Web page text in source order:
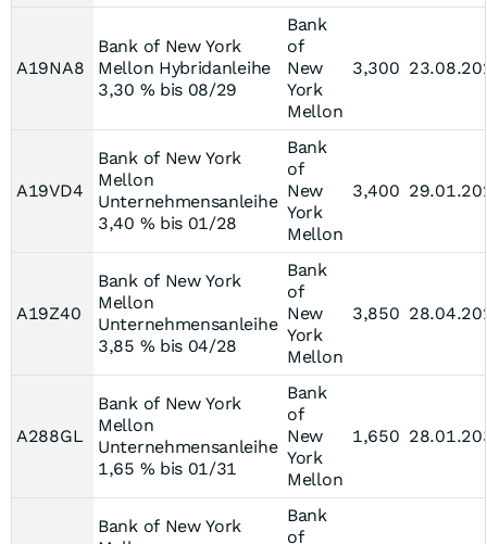
A19NA8
Bank of New York
Mellon Hybridanleihe
3,30 % bis 08/29
Bank
of
New
York
Mellon
3,300
A19VD4
Bank of New York
Mellon
Unternehmensanleihe
3,40 % bis 01/28
Bank
of
New
York
Mellon
3,400
A19Z40
Bank of New York
Mellon
Unternehmensanleihe
3,85 % bis 04/28
Bank
of
New
York
Mellon
3,850
A288GL
Bank of New York
Mellon
Unternehmensanleihe
1,65 % bis 01/31
Bank
of
New
York
Mellon
1,650
Bank of New York
Bank
of